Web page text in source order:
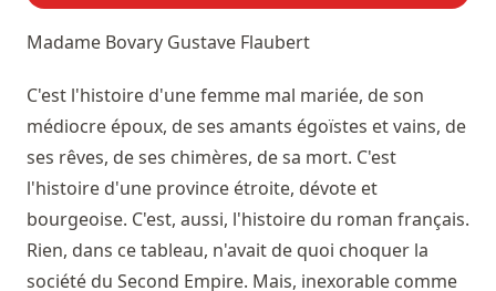
Madame Bovary Gustave Flaubert
C'est l'histoire d'une femme mal mariée, de son
médiocre époux, de ses amants égoïstes et vains, de
ses rêves, de ses chimères, de sa mort. C'est
l'histoire d'une province étroite, dévote et
bourgeoise. C'est, aussi, l'histoire du roman français.
Rien, dans ce tableau, n'avait de quoi choquer la
société du Second Empire. Mais, inexorable comme